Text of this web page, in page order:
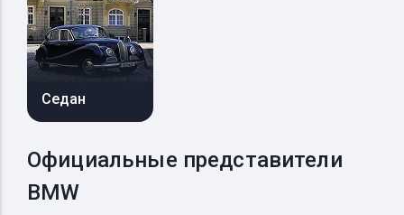
Седан
Официальные представители
BMW